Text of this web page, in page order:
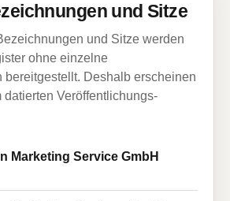
und Sitze
und Sitze werden
ohne einzelne
bereitgestellt. Deshalb erscheinen
datierten Veröffentlichungs-
Marketing Service GmbH